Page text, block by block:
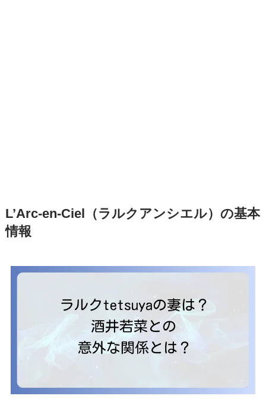
L’Arc-en-Ciel（ラルクアンシエル）の基本
情報